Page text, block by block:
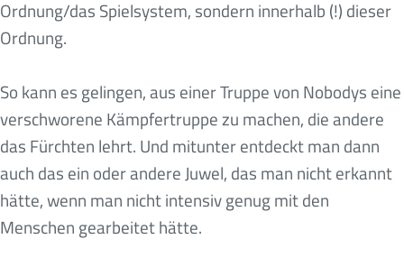
Ordnung/das Spielsystem, sondern innerhalb (!) dieser
Ordnung.
So kann es gelingen, aus einer Truppe von Nobodys eine
verschworene Kämpfertruppe zu machen, die andere
das Fürchten lehrt. Und mitunter entdeckt man dann
auch das ein oder andere Juwel, das man nicht erkannt
hätte, wenn man nicht intensiv genug mit den
Menschen gearbeitet hätte.